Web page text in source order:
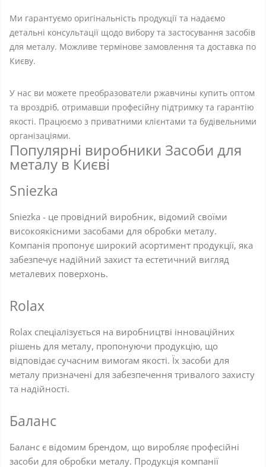
Ми гарантуємо оригінальність продукції та надаємо
детальні консультації щодо вибору та застосування засобів
для металу. Можливе термінове замовлення та доставка по
Києву.
У нас ви можете преобразователи ржавчины купить оптом
та вроздріб, отримавши професійну підтримку та гарантію
якості. Працюємо з приватними клієнтами та будівельними
організаціями.
Популярні виробники Засоби для
металу в Києві
Sniezka
Sniezka - це провідний виробник, відомий своїми
високоякісними засобами для обробки металу.
Компанія пропонує широкий асортимент продукції, яка
забезпечує надійний захист та естетичний вигляд
металевих поверхонь.
Rolax
Rolax спеціалізується на виробництві інноваційних
рішень для металу, пропонуючи продукцію, що
відповідає сучасним вимогам якості. Їх засоби для
металу призначені для забезпечення тривалого захисту
та надійності.
Баланс
Баланс є відомим брендом, що виробляє професійні
засоби для обробки металу. Продукція компанії